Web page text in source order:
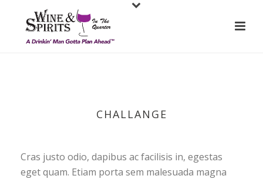
CHALLANGE
Cras justo odio, dapibus ac facilisis in, egestas
eget quam. Etiam porta sem malesuada magna